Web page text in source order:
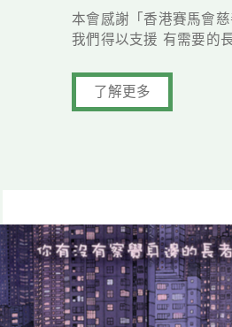
本會感謝「香港賽馬會
我們得以支援 有需要的
了解更多